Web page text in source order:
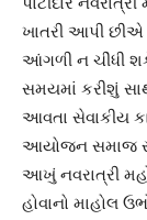
ખાતરી આપી
આંગળી ન ચીંધી
સમયમાં કરીશું
આવતા સેવાકીય
આયોજન સમાજ
આખું નવરાત્રી
હોવાનો માહોલ